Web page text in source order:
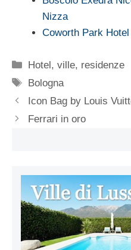
Nizza
Coworth Park
Categorie
Hotel, ville, residenze
Tag
Bologna
Icon Bag by Louis
Ferrari in oro